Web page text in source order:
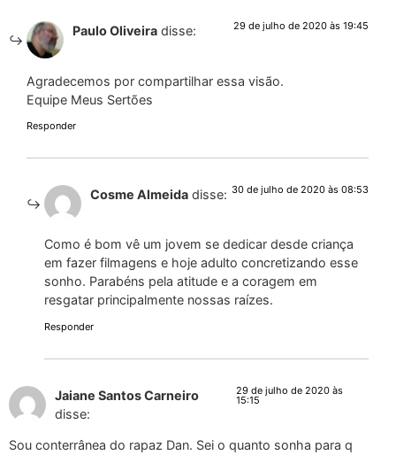
Paulo Oliveira disse: 29 de julho de 2020 às 19:45
Agradecemos por compartilhar essa visão.
Equipe Meus Sertões
Responder
Cosme Almeida disse: 30 de julho de 2020 às 08:53
Como é bom vê um jovem se dedicar desde criança
em fazer filmagens e hoje adulto concretizando esse
sonho. Parabéns pela atitude e a coragem em
resgatar principalmente nossas raízes.
Responder
Jaiane Santos Carneiro
disse:
29 de julho de 2020 às
15:15
Sou conterrânea do rapaz Dan. Sei o quanto sonha para q